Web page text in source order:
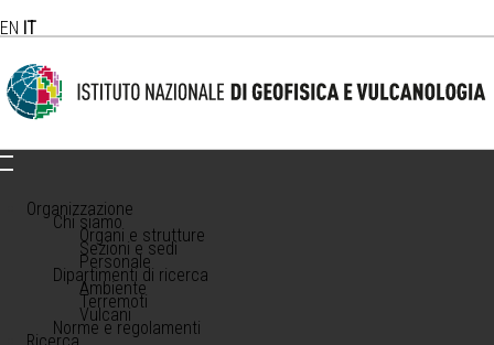
EN IT
Organizzazione
Chi siamo
Organi e strutture
Sezioni e sedi
Personale
Dipartimenti di ricerca
Ambiente
Terremoti
Vulcani
Norme e regolamenti
Ricerca